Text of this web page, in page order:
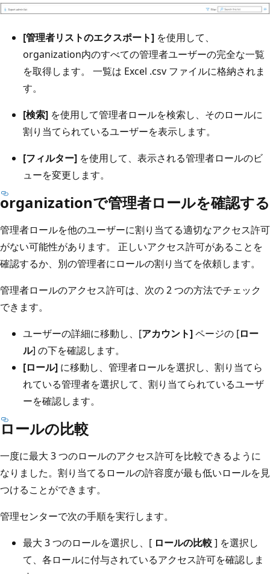
[管理者リストのエクスポート] を使用して、
organization内のすべての管理者ユーザーの完全な一覧
を取得します。 一覧は Excel .csv ファイルに格納されま
す。
[検索] を使用して管理者ロールを検索し、そのロールに
割り当てられているユーザーを表示します。
[フィルター] を使用して、表示される管理者ロールのビ
ューを変更します。
organizationで管理者ロールを確認する
管理者ロールを他のユーザーに割り当てる適切なアクセス許可
がない可能性があります。 正しいアクセス許可があることを
確認するか、別の管理者にロールの割り当てを依頼します。
管理者ロールのアクセス許可は、次の 2 つの方法でチェック
できます。
ユーザーの詳細に移動し、[アカウント]ページの [ロー
ル] の下を確認します。
[ロール] に移動し、管理者ロールを選択し、割り当てら
れている管理者を選択して、割り当てられているユーザ
ーを確認します。
ロールの比較
一度に最大 3 つのロールのアクセス許可を比較できるように
なりました。割り当てるロールの許容度が最も低いロールを見
つけることができます。
管理センターで次の手順を実行します。
最大 3 つのロールを選択し、[ ロールの比較] を選択し
て、各ロールに付与されているアクセス許可を確認しま